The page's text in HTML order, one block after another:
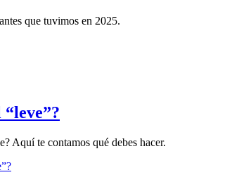
que tuvimos en 2025.
Aquí te contamos qué debes hacer.